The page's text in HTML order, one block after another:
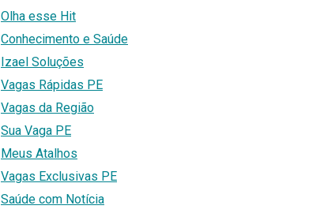
Olha esse Hit
Conhecimento e Saúde
Izael Soluções
Vagas Rápidas PE
Vagas da Região
Sua Vaga PE
Meus Atalhos
Vagas Exclusivas PE
Saúde com Notícia